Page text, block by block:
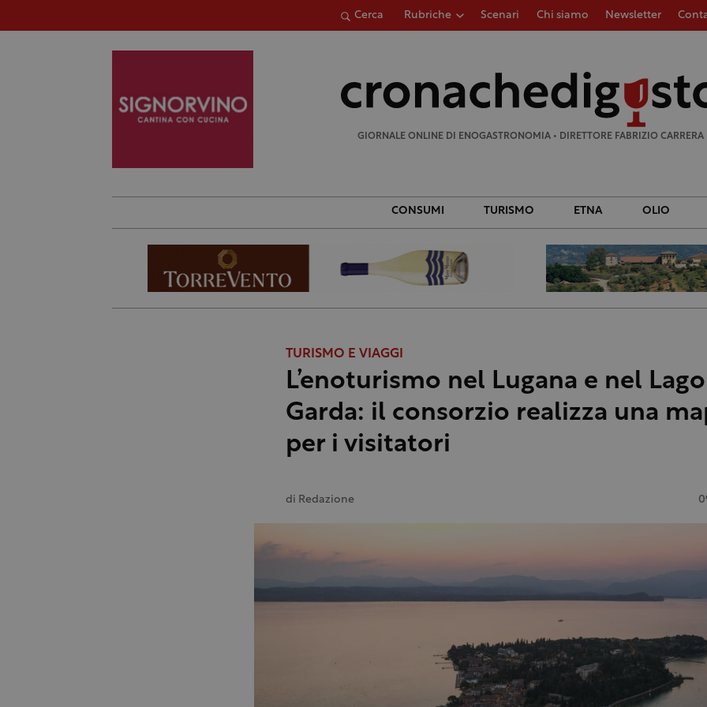
Cerca Rubriche Scenari Chi siamo Newsletter
GIORNALE ONLINE DI ENOGASTRONOMIA • DIRETTORE FABRIZIO CARRERA
CONSUMI TURISMO ETNA OLIO
TURISMO E VIAGGI
L’enoturismo nel Lugana e nel
Garda: il consorzio realizza una
per i visitatori
di Redazione